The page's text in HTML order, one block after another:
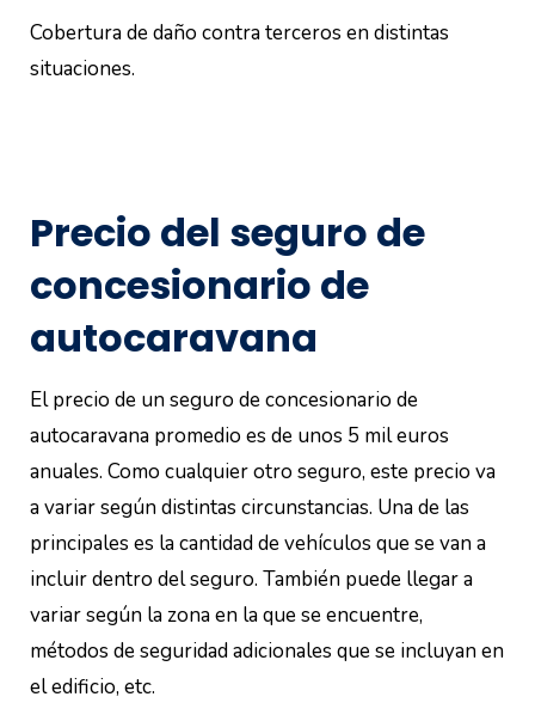
Cobertura de daño contra terceros en distintas
situaciones.
Precio del seguro de
concesionario de
autocaravana
El precio de un seguro de concesionario de
autocaravana promedio es de unos 5 mil euros
anuales. Como cualquier otro seguro, este precio va
a variar según distintas circunstancias. Una de las
principales es la cantidad de vehículos que se van a
incluir dentro del seguro. También puede llegar a
variar según la zona en la que se encuentre,
métodos de seguridad adicionales que se incluyan en
el edificio, etc.